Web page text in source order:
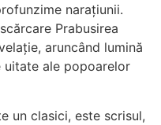
narațiunii.
Prabusirea
aruncând lumină
uitate ale popoarelor
un clasici, este scrisul,